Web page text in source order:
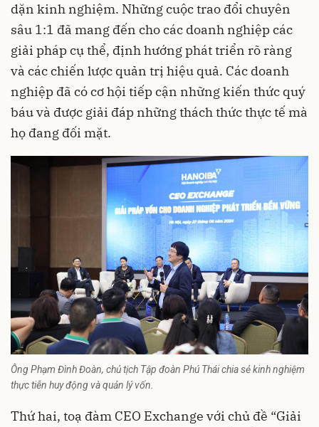
dặn kinh nghiệm. Những cuộc trao đổi chuyên
sâu 1:1 đã mang đến cho các doanh nghiệp các
giải pháp cụ thể, định hướng phát triển rõ ràng
và các chiến lược quản trị hiệu quả. Các doanh
nghiệp đã có cơ hội tiếp cận những kiến thức quý
báu và được giải đáp những thách thức thực tế mà
họ đang đối mặt.
Ông Phạm Đình Đoàn, chủ tịch Tập đoàn Phú Thái chia sẻ kinh nghiệm
thực tiễn huy động và quản lý vốn.
Thứ hai, toạ đàm CEO Exchange với chủ đề “Giải